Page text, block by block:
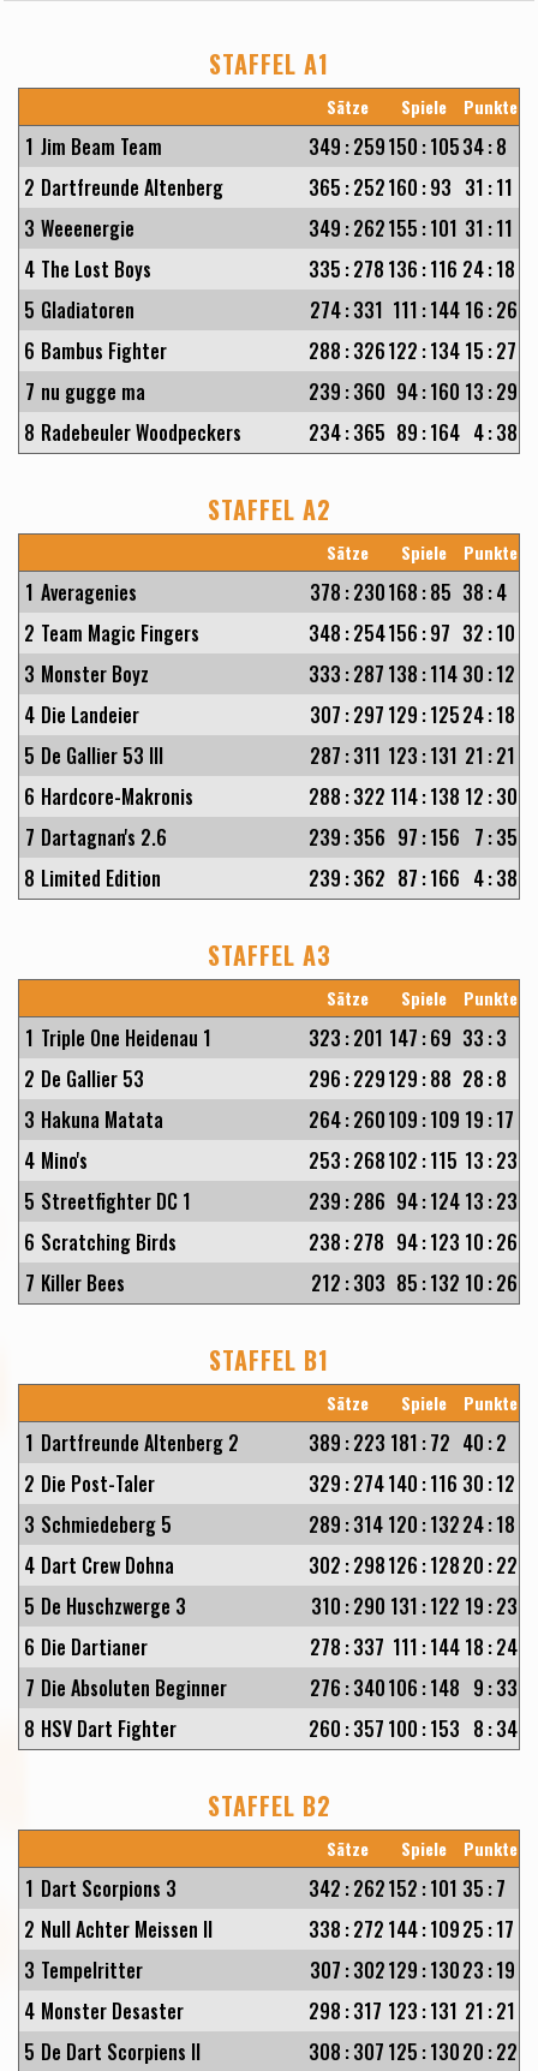
STAFFEL A1
Sätze Spiele Punkte
1 Jim Beam Team 349 :259150 :10534:8
2 Dartfreunde Altenberg 365 :252160 :93 31 :11
3 Weeenergie 349 :262155 :101 31 :11
4 The Lost Boys 335 :278 136 :116 24:18
5 Gladiatoren 274:331 111 :144 16 :26
6 Bambus Fighter 288 :326122 :134 15 :27
7 nu gugge ma 239 :360 94:160 13 :29
8 Radebeuler Woodpeckers 234:365 89 :164 4:38
STAFFEL A2
Sätze Spiele Punkte
1 Averagenies 378 :230168 :85 38 :4
2 Team Magic Fingers 348 :254156 :97 32 :10
3 Monster Boyz 333 :287 138 :114 30 :12
4 Die Landeier 307 :297 129 :12524:18
5 De Gallier 53 III 287 :311 123 :131 21 :21
6 Hardcore-Makronis 288 :322 114:138 12 :30
7 Dartagnan's 2.6 239 :356 97 :156 7 :35
8 Limited Edition 239 :362 87 :166 4:38
STAFFEL A3
Sätze Spiele Punkte
1 Triple One Heidenau 1 323 :201 147 :69 33 :3
2 De Gallier 53 296 :229129 :88 28 :8
3 Hakuna Matata 264:260109 :109 19 :17
4 Mino's 253 :268102 :115 13 :23
5 Streetfighter DC 1 239 :286 94:124 13 :23
6 Scratching Birds 238 :278 94:123 10 :26
7 Killer Bees 212 :303 85 :132 10 :26
STAFFEL B1
Sätze Spiele Punkte
1 Dartfreunde Altenberg 2 389 :223 181 :72 40 :2
2 Die Post-Taler 329 :274140 :116 30 :12
3 Schmiedeberg 5 289 :314 120 :13224:18
4 Dart Crew Dohna 302 :298126 :12820 :22
5 De Huschzwerge 3 310 :290 131 :122 19 :23
6 Die Dartianer 278 :337 111 :144 18 :24
7 Die Absoluten Beginner 276 :340106 :148 9 :33
8 HSV Dart Fighter 260 :357 100 :153 8 :34
STAFFEL B2
Sätze Spiele Punkte
1 Dart Scorpions 3 342 :262152 :101 35 :7
2 Null Achter Meissen II 338 :272 144:10925 :17
3 Tempelritter 307 :302129 :13023 :19
4 Monster Desaster 298 :317 123 :131 21 :21
5 De Dart Scorpiens II 308 :307 125 :13020 :22